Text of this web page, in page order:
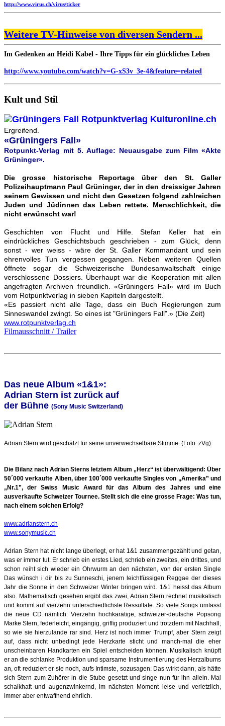
http://www.virus.ch/virus/ticker
Weitere TV-Hinweise von diversen Sendern ...
Im Gedenken an Heidi Kabel - Ihre Tipps für ein glückliches Leben
http://www.youtube.com/watch?v=G-xS3v_3e-4&feature=related
Kult und Stil
Ergreifend.
«Grüningers Fall»
Rotpunkt-Verlag mit 5. Auflage: Neuausgabe zum Film «Akte
Grüninger».
Die grosse historische Reportage über den St. Galler
Polizeihauptmann Paul Grüninger, der in den dreissiger Jahren
seinem Gewissen und nicht den Gesetzen folgend zahlreichen
Juden und Jüdinnen das Leben rettete. Menschlichkeit, die
nicht erwünscht war!
Geschichten von Flucht und Hilfe. Stefan Keller hat ein
eindrückliches Geschichtsbuch geschrieben - zum Glück, denn
sonst - wer weiss - wäre der St. Galler Kommandant und sein
ehrenvolles Tun vergessen gegangen. Neben weiteren Quellen
öffnete sogar die Schweizerische Bundesanwaltschaft einige
verschlossene Dossiers. Überhaupt war die Kooperation mit allen
angefragten Archiven freundlich. «Grüningers Fall» wird im Buch
vom Rotpunktverlag in sieben Kapiteln dargestellt.
«Es passiert nicht alle Tage, dass ein Buch Regierungen zum
Sinneswandel zwingt. So eines ist "Grüningers Fall".» (Die Zeit)
www.rotpunktverlag.ch
Filmausschnitt / Trailer
Das neue Album «1&1»:
Adrian Stern ist zurück auf
der Bühne (Sony Music Switzerland)
Adrian Stern wird geschätzt für seine unverwechselbare Stimme. (Foto: zVg)
Die Bilanz nach Adrian Sterns letztem Album „Herz“ ist überwältigend: Über
50´000 verkaufte Alben, über 100´000 verkaufte Singles von „Amerika” und
„Nr.1”, der Swiss Music
Award für das Album des Jahres und eine
ausverkaufte Schweizer Tournee. Stellt sich die eine grosse Frage: Was tun,
nach einem solchen Erfolg?
www.adrianstern.ch
www.sonymusic.ch
Adrian Stern hat nicht lange überlegt, er hat 1&1 zusammengezählt und getan,
was er immer tut. Er schrieb ein erstes Lied, schrieb ein zweites, ein drittes, und
schon reiht sich wieder ein Ohrwurm an den nächsten, von der ersten Single
Das wünsch i dir bis zuSunneschi, jenem leichtfüssigen Reggae der dieses
Jahr die Sonne in den Schweizer Winter bringen wird. 1&1 heisst das Album
also. Mathematisch gesehen ergibt das zwei, Adrian Stern rechnet musikalisch
und kommt auf vierzehn unterschiedlichste Ressultate. So viele Songs umfasst
die neue CD nämlich: Vierzehn hochkarätige, schweizer-deutsche Popsong
Marke Stern, federleicht, eingängig, griffig produziert und trotzdem mit Nachhall,
so wie sie hierzulande rar sind. Herz ist noch immer Trumpf, aber Stern zeigt
auf, dass nicht unbedingt jede
Herzkarte sticht und manch-mal die eher
unscheinbaren Handkarten ein Spiel entscheiden können. Musikalisch knüpft
er an die schlanke Produktion und sparsame Instrumentierung des Herzalbums
an, oft reduziert er sie noch, aufs Intimste, sozusagen. Das wirkt dann, als hätte
sich Stern zum Zuhörer in die Stube gesetzt und singe nun für ihn allein. Mal
schalkhaft und
augenzwinkernd, im nächsten Moment leise und verletzlich,
immer aber entwaffnend ehrlich.